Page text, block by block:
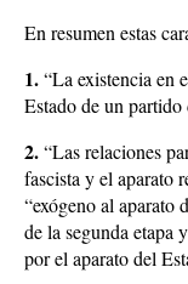
En resumen estas
1.“La existencia en
Estado de un partido
2.“Las relaciones
fascista y el aparato
“exógeno al aparato
de la segunda etapa
por el aparato del